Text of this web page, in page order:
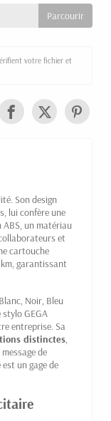
votre fichier et
Son design
lui confère une
un matériau
et
cartouche
garantissant
Noir, Bleu
stylo GEGA
entreprise. Sa
distinctes,
de
un gage de